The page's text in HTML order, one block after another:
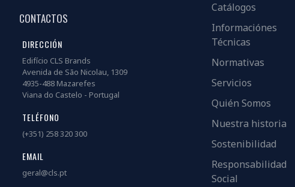
CONTACTOS
DIRECCIÓN
Edifício CLS Brands
Avenida de São Nicolau, 1309
4935-488 Mazarefes
Viana do Castelo - Portugal
TELÉFONO
(+351) 258 320 300
EMAIL
geral@cls.pt
Catálogos
Informaciónes
Técnicas
Normativas
Servicios
Quién Somos
Nuestra historia
Sostenibilidad
Responsabilidad
Social